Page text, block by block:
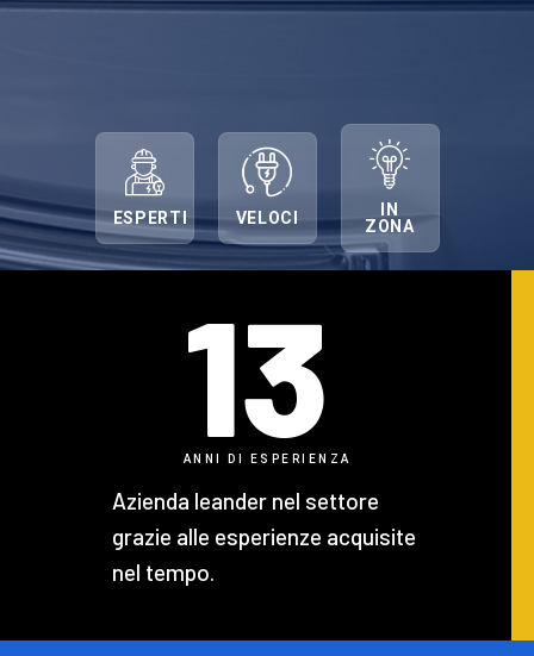
ESPERTI VELOCI
IN
ZONA
13
ANNI DI ESPERIENZA
Azienda leander nel settore
grazie alle esperienze acquisite
nel tempo.